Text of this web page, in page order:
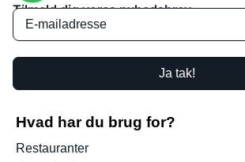
Tilmeld dig vores nyhedsbrev
Ja tak!
Hvad har du brug for?
Restauranter